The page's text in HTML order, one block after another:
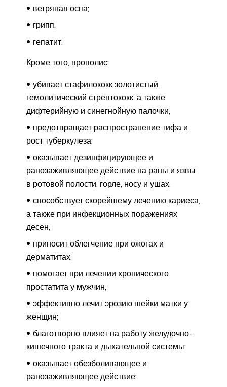
ветряная оспа;
грипп;
гепатит.
Кроме того, прополис:
убивает стафилококк золотистый,
гемолитический стрептококк, а также
дифтерийную и синегнойную палочки;
предотвращает распространение тифа и
рост туберкулеза;
оказывает дезинфицирующее и
ранозаживляющее действие на раны и язвы
в ротовой полости, горле, носу и ушах;
способствует скорейшему лечению кариеса,
а также при инфекционных поражениях
десен;
приносит облегчение при ожогах и
дерматитах;
помогает при лечении хронического
простатита у мужчин;
эффективно лечит эрозию шейки матки у
женщин;
благотворно влияет на работу желудочно-
кишечного тракта и дыхательной системы;
оказывает обезболивающее и
ранозаживляющее действие;